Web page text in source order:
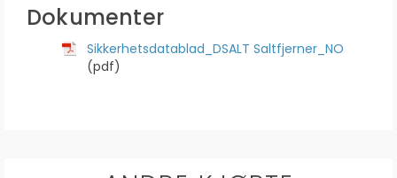
Dokumenter
Sikkerhetsdatablad_DSALT Saltfjerner_NO
(pdf)